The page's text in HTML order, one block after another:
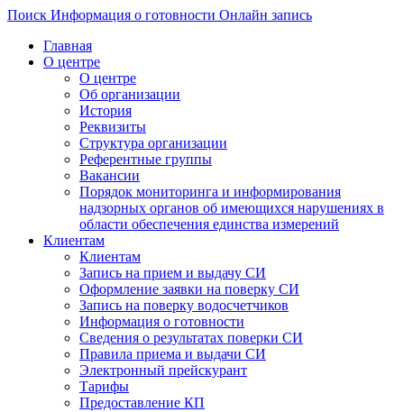
Поиск Информация о готовности Онлайн запись
Главная
О центре
О центре
Об организации
История
Реквизиты
Структура организации
Референтные группы
Вакансии
Порядок мониторинга и информирования
надзорных органов об имеющихся нарушениях в
области обеспечения единства измерений
Клиентам
Клиентам
Запись на прием и выдачу СИ
Оформление заявки на поверку СИ
Запись на поверку водосчетчиков
Информация о готовности
Сведения о результатах поверки СИ
Правила приема и выдачи СИ
Электронный прейскурант
Тарифы
Предоставление КП